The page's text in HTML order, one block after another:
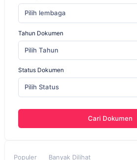
Pilih lembaga
Tahun Dokumen
Pilih Tahun
Status Dokumen
Pilih Status
Cari Dokumen
Populer Banyak Dilihat